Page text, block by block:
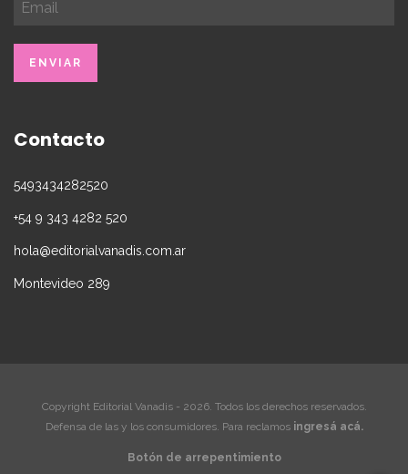
Contacto
5493434282520
+54 9 343 4282 520
hola@editorialvanadis.com.ar
Montevideo 289
Copyright Editorial Vanadis - 2026. Todos los derechos reservados.
Defensa de las y los consumidores. Para reclamos ingresá acá.
Botón de arrepentimiento